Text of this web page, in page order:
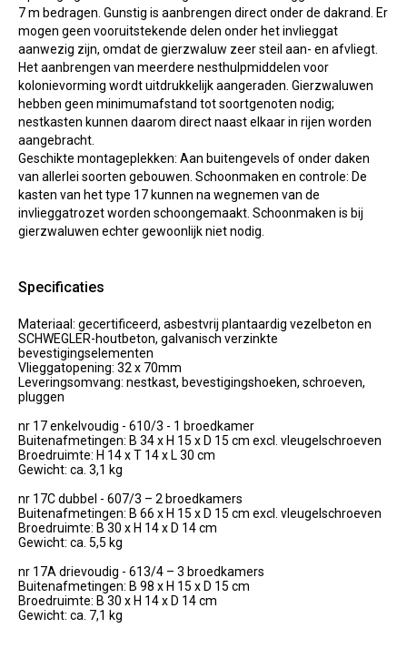
7 m bedragen. Gunstig is aanbrengen direct onder de dakrand. Er
mogen geen vooruitstekende delen onder het invlieggat
aanwezig zijn, omdat de gierzwaluw zeer steil aan- en afvliegt.
Het aanbrengen van meerdere nesthulpmiddelen voor
kolonievorming wordt uitdrukkelijk aangeraden. Gierzwaluwen
hebben geen minimumafstand tot soortgenoten nodig;
nestkasten kunnen daarom direct naast elkaar in rijen worden
aangebracht.
Geschikte montageplekken: Aan buitengevels of onder daken
van allerlei soorten gebouwen. Schoonmaken en controle: De
kasten van het type 17 kunnen na wegnemen van de
invlieggatrozet worden schoongemaakt. Schoonmaken is bij
gierzwaluwen echter gewoonlijk niet nodig.
Specificaties
Materiaal: gecertificeerd, asbestvrij plantaardig vezelbeton en
SCHWEGLER-houtbeton, galvanisch verzinkte
bevestigingselementen
Vlieggatopening: 32 x 70mm
Leveringsomvang: nestkast, bevestigingshoeken, schroeven,
pluggen
nr 17 enkelvoudig - 610/3 - 1 broedkamer
Buitenafmetingen: B 34 x H 15 x D 15 cm excl. vleugelschroeven
Broedruimte: H 14 x T 14 x L 30 cm
Gewicht: ca. 3,1 kg
nr 17C dubbel - 607/3 – 2 broedkamers
Buitenafmetingen: B 66 x H 15 x D 15 cm excl. vleugelschroeven
Broedruimte: B 30 x H 14 x D 14 cm
Gewicht: ca. 5,5 kg
nr 17A drievoudig - 613/4 – 3 broedkamers
Buitenafmetingen: B 98 x H 15 x D 15 cm
Broedruimte: B 30 x H 14 x D 14 cm
Gewicht: ca. 7,1 kg